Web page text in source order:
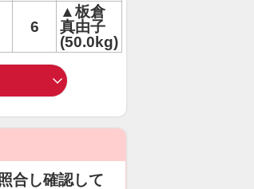
6
▲板倉
真由子
(50.0kg)
合し確認して